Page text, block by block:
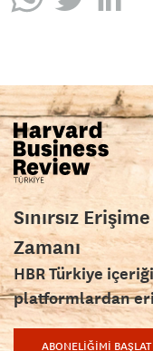
Sınırsız
Zamanı
HBR Türkiye
platformlardan
ABONELİĞİMİ BAŞLAT